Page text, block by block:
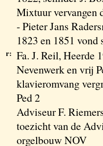
Mixtuur vervangen
- Pieter Jans
1823 en 1851 vond
r: Fa. J. Reil, Heerde
Nevenwerk en vrij
klavieromvang
Ped 2
Adviseur F.
toezicht van de
orgelbouw NOV